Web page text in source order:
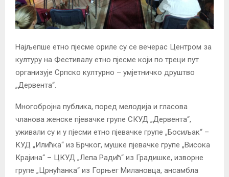
Најљепше етно пјесме ориле су се вечерас Центром за
културу на Фестивалу етно пјесме који по треци пут
организује Српско културно – умјетничко друштво
„Дервента“.
Многобројна публика, поред мелодија и гласова
чланова женске пјевачке групе СКУД „Дервента“,
уживали су и у пјесми етно пјевачке групе „Босиљак“ –
КУД „Илићка“ из Брчког, мушке пјевачке групе „Висока
Крајина“ – ЦКУД „Лепа Радић“ из Градишке, изворне
групе „Црнућанка“ из Горњег Милановца, ансамбла